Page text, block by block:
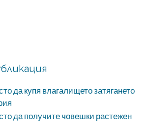
да купя влагалището затягането
да получите човешки растежен